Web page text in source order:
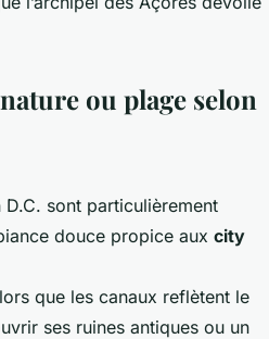
ou plage selon
sont particulièrement
douce propice aux city
que les canaux reflètent le
ses ruines antiques ou un